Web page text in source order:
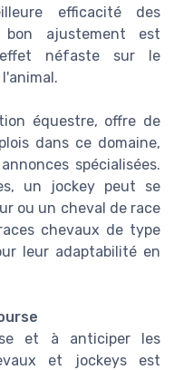
efficacité des
ajustement est
néfaste sur le
équestre, offre de
dans ce domaine,
spécialisées.
un jockey peut se
ou un cheval de race
chevaux de type
leur adaptabilité en
et à anticiper les
et jockeys est